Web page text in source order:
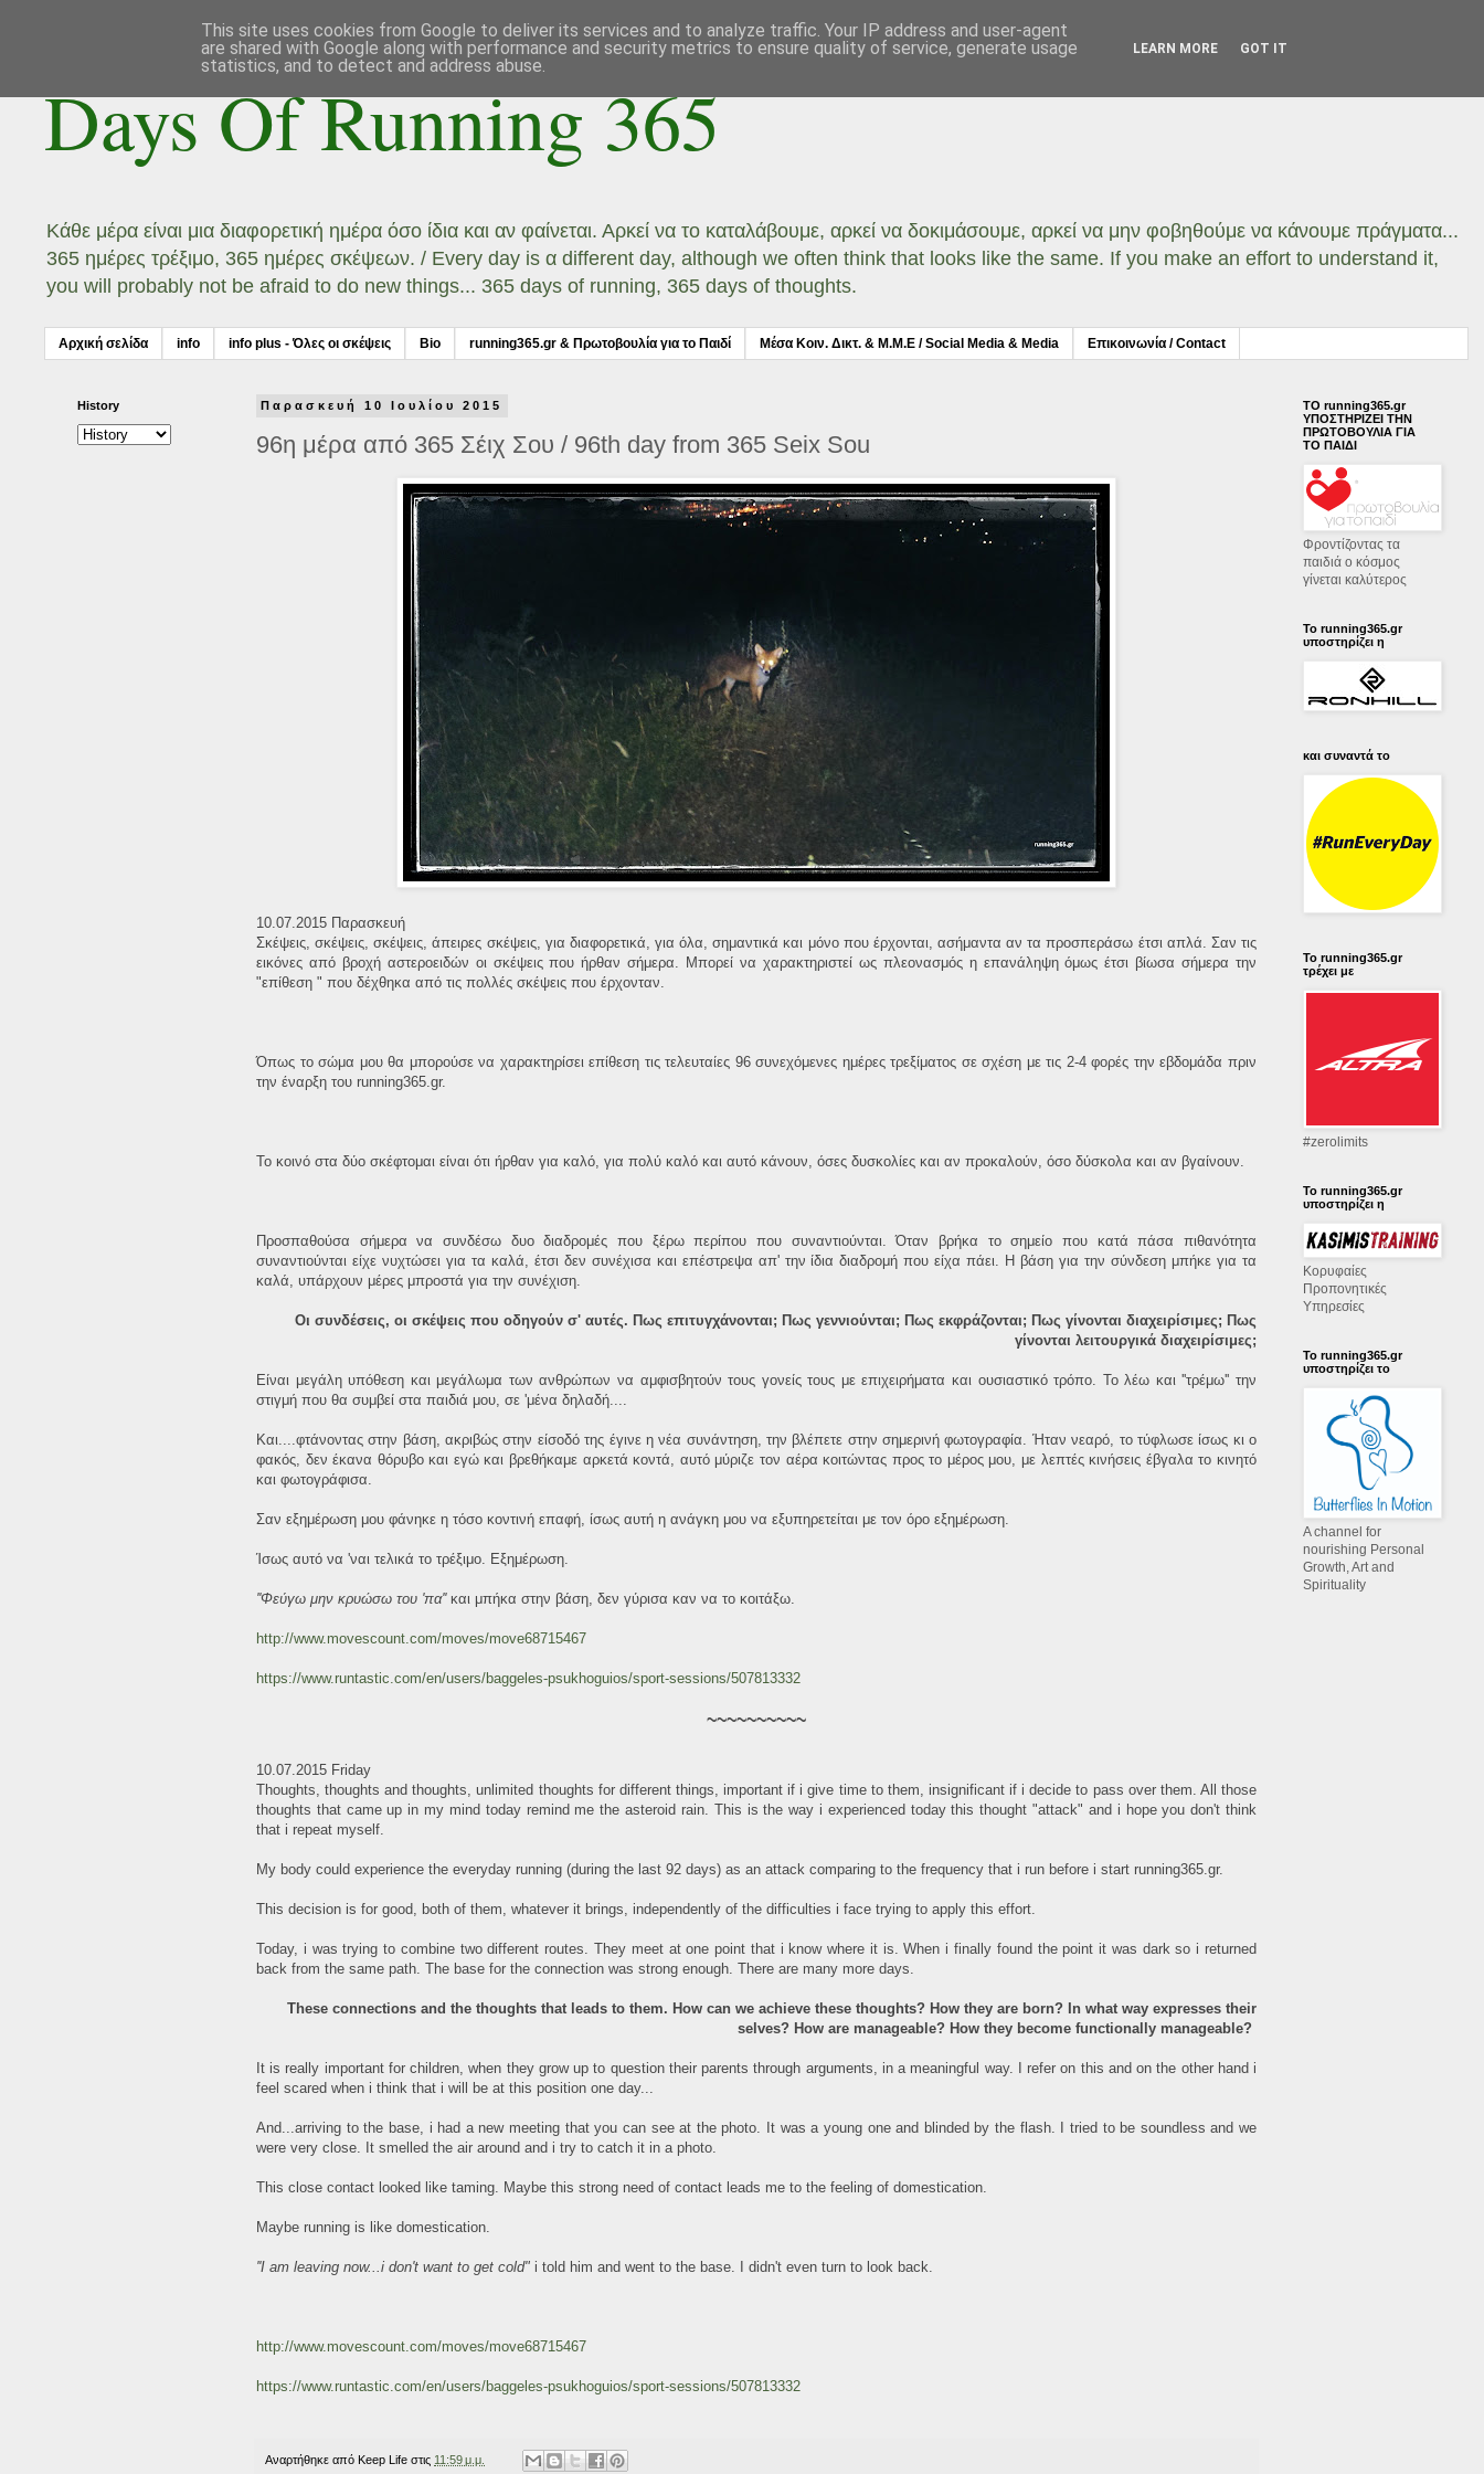
Days Of Running 365
Κάθε μέρα είναι μια διαφορετική ημέρα όσο ίδια και αν φαίνεται. Αρκεί να το καταλάβουμε, αρκεί να δοκιμάσουμε, αρκεί να μην φοβηθούμε να κάνουμε πράγματα...
365 ημέρες τρέξιμο, 365 ημέρες σκέψεων. / Every day is α different day, although we often think that looks like the same. If you make an effort to understand it,
you will probably not be afraid to do new things... 365 days of running, 365 days of thoughts.
Αρχική σελίδα info info plus - Όλες οι σκέψεις Bio running365.gr & Πρωτοβουλία για το Παιδί Μέσα Κοιν. Δικτ. & Μ.Μ.Ε / Social Media & Media Επικοινωνία / Contact
Παρασκευή 10 Ιουλίου 2015
96η μέρα από 365 Σέιχ Σου / 96th day from 365 Seix Sou
10.07.2015 Παρασκευή
Σκέψεις, σκέψεις, σκέψεις, άπειρες σκέψεις, για διαφορετικά, για όλα, σημαντικά και μόνο που έρχονται, ασήμαντα αν τα προσπεράσω έτσι απλά. Σαν τις
εικόνες από βροχή αστεροειδών οι σκέψεις που ήρθαν σήμερα. Μπορεί να χαρακτηριστεί ως πλεονασμός η επανάληψη όμως έτσι βίωσα σήμερα την
"επίθεση " που δέχθηκα από τις πολλές σκέψεις που έρχονταν.
Όπως το σώμα μου θα μπορούσε να χαρακτηρίσει επίθεση τις τελευταίες 96 συνεχόμενες ημέρες τρεξίματος σε σχέση με τις 2-4 φορές την εβδομάδα πριν
την έναρξη του running365.gr.
Το κοινό στα δύο σκέφτομαι είναι ότι ήρθαν για καλό, για πολύ καλό και αυτό κάνουν, όσες δυσκολίες και αν προκαλούν, όσο δύσκολα και αν βγαίνουν.
Προσπαθούσα σήμερα να συνδέσω δυο διαδρομές που ξέρω περίπου που συναντιούνται. Όταν βρήκα το σημείο που κατά πάσα πιθανότητα
συναντιούνται είχε νυχτώσει για τα καλά, έτσι δεν συνέχισα και επέστρεψα απ' την ίδια διαδρομή που είχα πάει. Η βάση για την σύνδεση μπήκε για τα
καλά, υπάρχουν μέρες μπροστά για την συνέχιση.
Οι συνδέσεις, οι σκέψεις που οδηγούν σ' αυτές. Πως επιτυγχάνονται; Πως γεννιούνται; Πως εκφράζονται; Πως γίνονται διαχειρίσιμες; Πως
γίνονται λειτουργικά διαχειρίσιμες;
Είναι μεγάλη υπόθεση και μεγάλωμα των ανθρώπων να αμφισβητούν τους γονείς τους με επιχειρήματα και ουσιαστικό τρόπο. Το λέω και ''τρέμω'' την
στιγμή που θα συμβεί στα παιδιά μου, σε 'μένα δηλαδή....
Και....φτάνοντας στην βάση, ακριβώς στην είσοδό της έγινε η νέα συνάντηση, την βλέπετε στην σημερινή φωτογραφία. Ήταν νεαρό, το τύφλωσε ίσως κι ο
φακός, δεν έκανα θόρυβο και εγώ και βρεθήκαμε αρκετά κοντά, αυτό μύριζε τον αέρα κοιτώντας προς το μέρος μου, με λεπτές κινήσεις έβγαλα το κινητό
και φωτογράφισα.
Σαν εξημέρωση μου φάνηκε η τόσο κοντινή επαφή, ίσως αυτή η ανάγκη μου να εξυπηρετείται με τον όρο εξημέρωση.
Ίσως αυτό να 'ναι τελικά το τρέξιμο. Εξημέρωση.
''Φεύγω μην κρυώσω του 'πα''και μπήκα στην βάση, δεν γύρισα καν να το κοιτάξω.
http://www.movescount.com/moves/move68715467
https://www.runtastic.com/en/users/baggeles-psukhoguios/sport-sessions/507813332
~~~~~~~~~~
10.07.2015 Friday
Thoughts, thoughts and thoughts, unlimited thoughts for different things, important if i give time to them, insignificant if i decide to pass over them. All those
thoughts that came up in my mind today remind me the asteroid rain. This is the way i experienced today this thought "attack" and i hope you don't think
that i repeat myself.
My body could experience the everyday running (during the last 92 days) as an attack comparing to the frequency that i run before i start running365.gr.
This decision is for good, both of them, whatever it brings, independently of the difficulties i face trying to apply this effort.
Today, i was trying to combine two different routes. They meet at one point that i know where it is. When i finally found the point it was dark so i returned
back from the same path. The base for the connection was strong enough. There are many more days.
These connections and the thoughts that leads to them. How can we achieve these thoughts? How they are born? In what way expresses their
selves? How are manageable? How they become functionally manageable?
It is really important for children, when they grow up to question their parents through arguments, in a meaningful way. I refer on this and on the other hand i
feel scared when i think that i will be at this position one day...
And...arriving to the base, i had a new meeting that you can see at the photo. It was a young one and blinded by the flash. I tried to be soundless and we
were very close. It smelled the air around and i try to catch it in a photo.
This close contact looked like taming. Maybe this strong need of contact leads me to the feeling of domestication.
Maybe running is like domestication.
''I am leaving now...i don't want to get cold" i told him and went to the base. I didn't even turn to look back.
http://www.movescount.com/moves/move68715467
https://www.runtastic.com/en/users/baggeles-psukhoguios/sport-sessions/507813332
Αναρτήθηκε από Keep Life στις 11:59 μ.μ.
History
ΤΟ running365.gr
ΥΠΟΣΤΗΡΙΖΕΙ ΤΗΝ
ΠΡΩΤΟΒΟΥΛΙΑ ΓΙΑ
ΤΟ ΠΑΙΔΙ
Φροντίζοντας τα
παιδιά ο κόσμος
γίνεται καλύτερος
Το running365.gr
υποστηρίζει η
και συναντά το
Το running365.gr
τρέχει με
‪#‎zerolimits‬
Το running365.gr
υποστηρίζει η
Κορυφαίες
Προπονητικές
Υπηρεσίες
Το running365.gr
υποστηρίζει το
A channel for
nourishing Personal
Growth, Art and
Spirituality
This site uses cookies from Google to deliver its services and to analyze traffic. Your IP address and user-agent
are shared with Google along with performance and security metrics to ensure quality of service, generate usage
statistics, and to detect and address abuse.
LEARN MORE GOT IT